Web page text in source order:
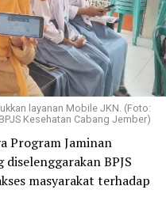
beberapa langkah
untuk mendaftar
dan tidak
BPJS Kesehatan
praktis dan mudah
REHAB 3.0 melalui
sangat mudah. Saya
layanan Mobile JKN. (Foto:
Kesehatan Cabang Jember)
Program Jaminan
BPJS
masyarakat terhadap